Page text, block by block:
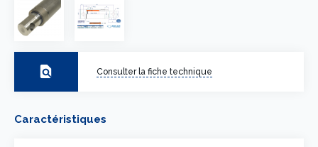
find_in_page Consulter la fiche technique
Caractéristiques